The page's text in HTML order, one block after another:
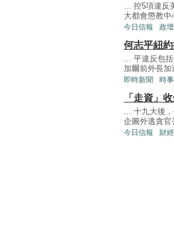
... 控5項違反
大都會懲教中
今日信報 政
何志平紐
... 平違反包
加爾前外長加
即時新聞 時
「走資」
... 十九大後
企圖外逃貪官
今日信報 財